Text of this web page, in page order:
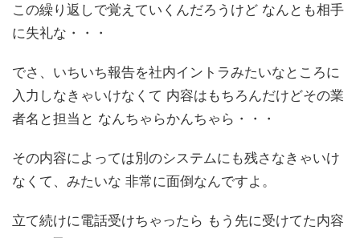
この繰り返しで覚えていくんだろうけど なんとも相手
に失礼な・・・
でさ、いちいち報告を社内イントラみたいなところに
入力しなきゃいけなくて 内容はもちろんだけどその業
者名と担当と なんちゃらかんちゃら・・・
その内容によっては別のシステムにも残さなきゃいけ
なくて、みたいな 非常に面倒なんですよ。
立て続けに電話受けちゃったら もう先に受けてた内容